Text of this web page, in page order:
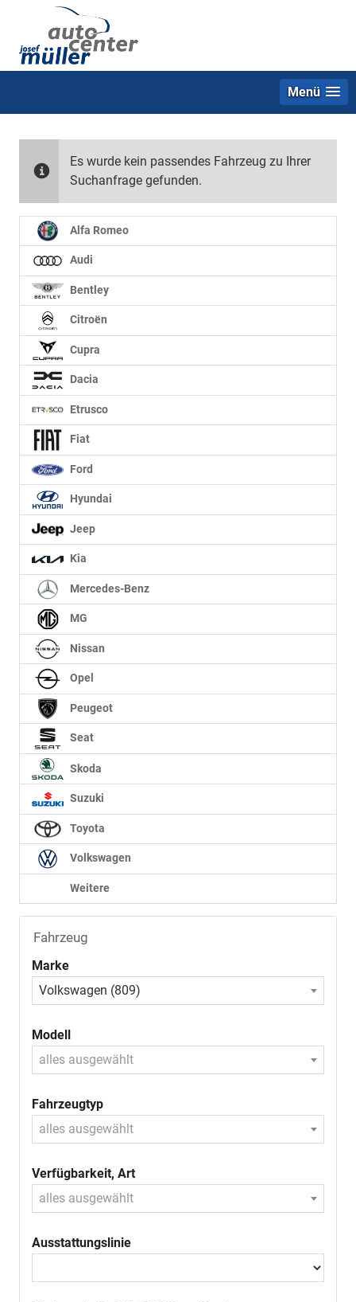
Menü
Es wurde kein passendes Fahrzeug zu Ihrer
Suchanfrage gefunden.
Alfa Romeo
Audi
Bentley
Citroën
Cupra
Dacia
Etrusco
Fiat
Ford
Hyundai
Jeep
Kia
Mercedes-Benz
MG
Nissan
Opel
Peugeot
Seat
Skoda
Suzuki
Toyota
Volkswagen
Weitere
Fahrzeug
Marke
Volkswagen (809)
Modell
alles ausgewählt
Fahrzeugtyp
alles ausgewählt
Verfügbarkeit, Art
alles ausgewählt
Ausstattungslinie